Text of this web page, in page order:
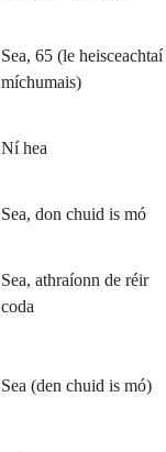
Sea, 65 (le heisceachtaí
míchumais)
Ní hea
Sea, don chuid is mó
Sea, athraíonn de réir
coda
Sea (den chuid is mó)